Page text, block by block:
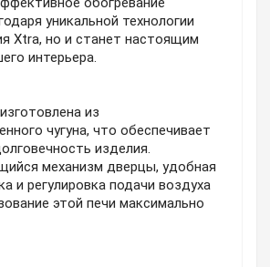
уникальной технологии
Xtra, но и станет настоящим
интерьера.
из
чугуна, что обеспечивает
изделия.
механизм дверцы, удобная
и регулировка подачи воздуха
этой печи максимально